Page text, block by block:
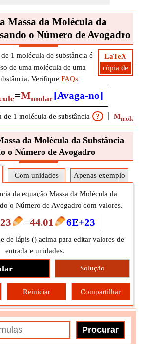
Massa da Molécula da
o Número de Avogadro
LaTeX
cópia de
de 1 molécula de substância é
de uma molécula de uma
Verifique FAQs
=Mmolar[Avaga-no]
de 1 molécula de substância ? Mmolar
da Molécula da Substância
o Número de Avogadro
Com unidades Apenas exemplo
da equação Massa da Molécula da
o Número de Avogadro com valores.
=44.01 6E+23
de lápis () acima para editar valores de
entrada e unidades.
Solução
Reiniciar Compartilhar